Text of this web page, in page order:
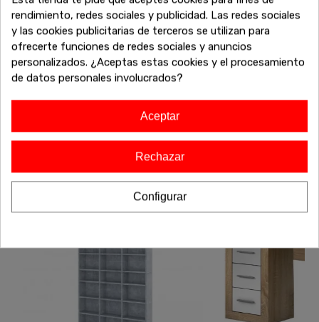
También te puede interesar
¿No has terminado aún? Sigue explorando nuestras
increíbles ofertas de liquidación en muebles de alta calidad.
Encuentra más sofás, armarios, mesas y todo lo que
necesitas para completar tu hogar a precios inigualables.
¡Sigue comprando y aprovecha estos descuentos
exclusivos antes de que se agoten!
-20% -20%
rendimiento, redes sociales y publicidad. Las redes sociales
y las cookies publicitarias de terceros se utilizan para
ofrecerte funciones de redes sociales y anuncios
personalizados. ¿Aceptas estas cookies y el procesamiento
de datos personales involucrados?
Aceptar
Rechazar
Configurar